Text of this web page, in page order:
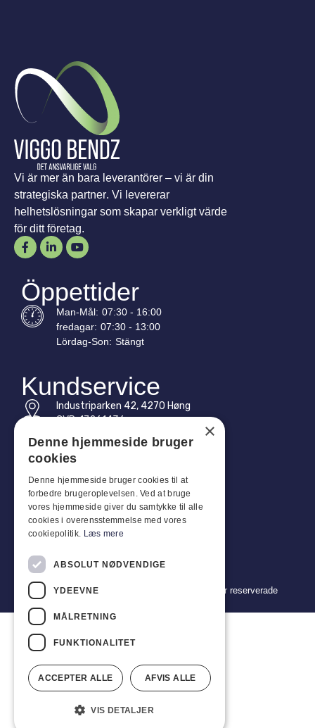
Vi är mer än bara leverantörer – vi är din
strategiska partner. Vi levererar
helhetslösningar som skapar verkligt värde
för ditt företag.
Öppettider
Man-Mål: 07:30 - 16:00
fredagar: 07:30 - 13:00
Lördag-Son: Stängt
Kundservice
Industriparken 42, 4270 Høng
CVR: 17261436
Tel: +45 4396 4122
Snabblänkar
Integritetspolicy
Försäljnings- och leveransvillkor
Copyright 2024 © Viggo Bendz. Alla rättigheter reserverade
×
Denne hjemmeside bruger
cookies
Denne hjemmeside bruger cookies til at
forbedre brugeroplevelsen. Ved at bruge
vores hjemmeside giver du samtykke til alle
cookies i overensstemmelse med vores
cookiepolitik. Læs mere
ABSOLUT NØDVENDIGE
YDEEVNE
MÅLRETNING
FUNKTIONALITET
ACCEPTER ALLE AFVIS ALLE
VIS DETALJER